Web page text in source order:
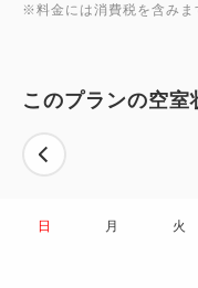
ックインを導入した
≪注意点≫
未就学児は添い寝
無）
※料金には消費税を含みま
このプランの空室
日 月 火